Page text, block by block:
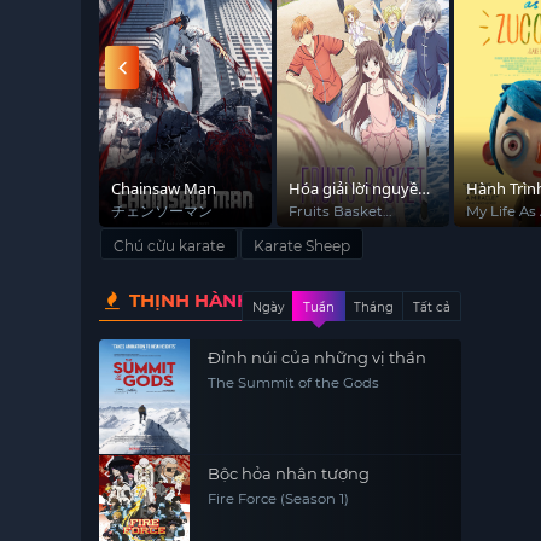
Chainsaw Man
チェンソーマン
Hóa giải lời nguyền
(Phần 2)
Fruits Basket
(Season 2)
Hành
Sống
My Life As
Chú cừu karate Karate Sheep
THỊNH HÀNH Ngày Tuần Tháng Tất cả
Đỉnh núi của những vị thần
The Summit of the Gods
Bộc hỏa nhân tượng
Fire Force (Season 1)